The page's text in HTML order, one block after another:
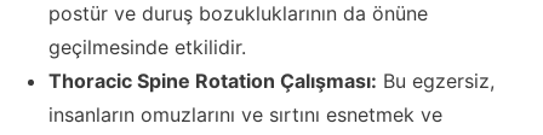
postür ve duruş bozukluklarının da önüne
geçilmesinde etkilidir.
Thoracic Spine Rotation Çalışması: Bu egzersiz,
insanların omuzlarını ve sırtını esnetmek ve